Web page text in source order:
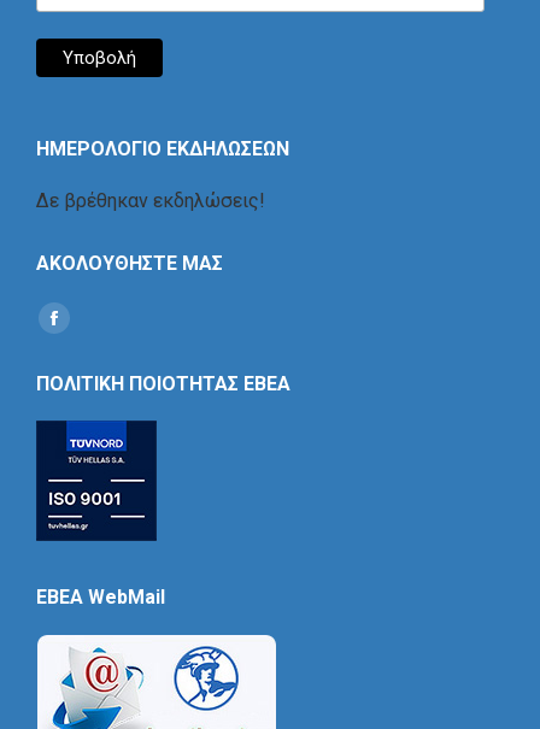
ΗΜΕΡΟΛΟΓΙΟ ΕΚΔΗΛΩΣΕΩΝ
Δε βρέθηκαν εκδηλώσεις!
ΑΚΟΛΟΥΘΗΣΤΕ ΜΑΣ
Find us on:
Social
ΠΟΛΙΤΙΚΗ ΠΟΙΟΤΗΤΑΣ ΕΒΕΑ
EBEA WebMail